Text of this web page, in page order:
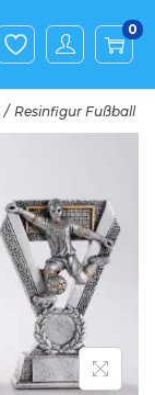
0
/ Resinfigur Fußball